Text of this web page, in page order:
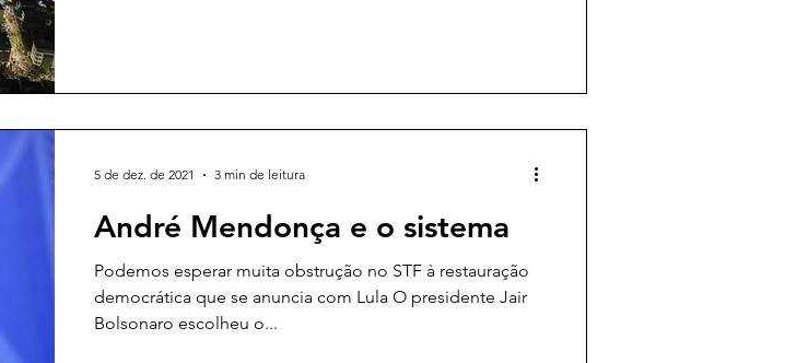
André Mendonça e o sistema
Podemos esperar muita obstrução no STF à restauração
democrática que se anuncia com Lula O presidente Jair
Bolsonaro escolheu o...
5 de dez. de 2021 3 min de leitura